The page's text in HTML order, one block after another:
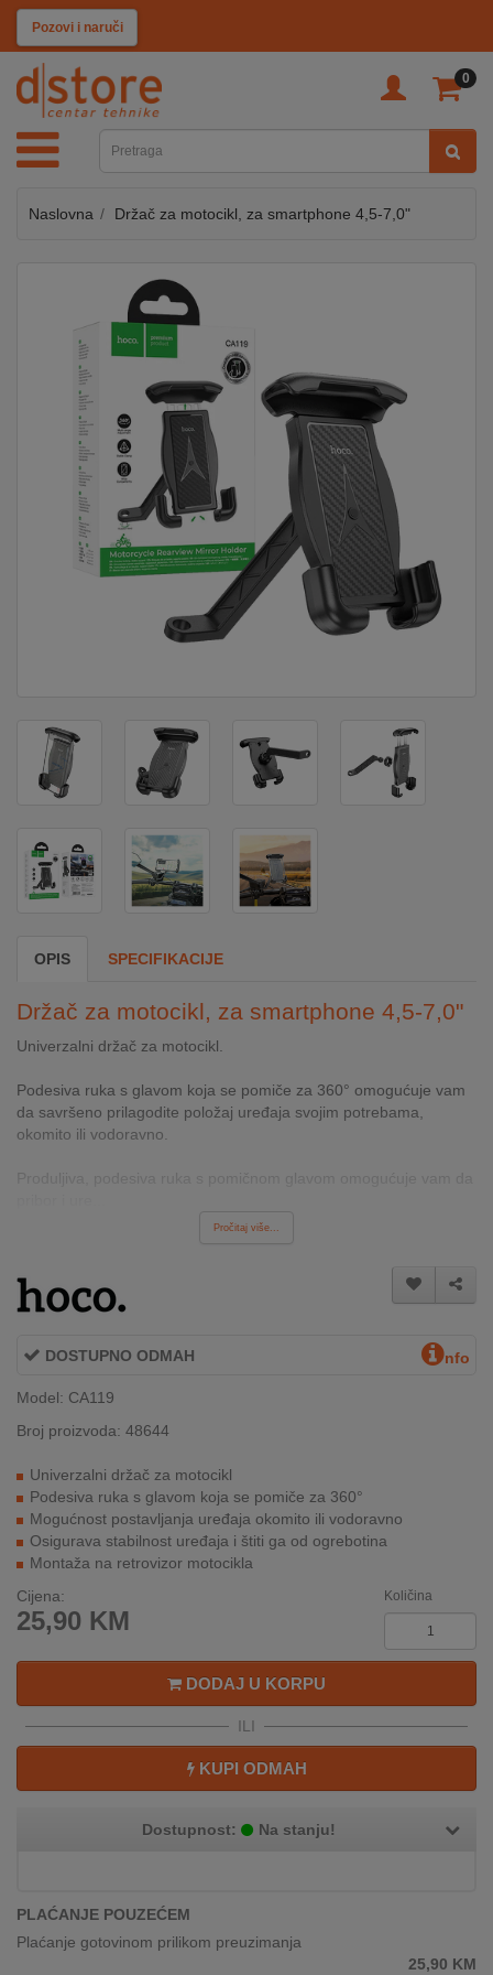
Pozovi i naruči
0
KATEGORIJE
TV
SAT
MOBILNI
KABLOVI
KUĆANSKI
APARATI
KLIMATIZACIJA
PC
INTERNO
MOJ
NALOG
U
PONUDI
KONTAKT
KUPOVINA
RATE
REKLAMACIJA
I
SERVIS
NAMA
KATALOZI
KAKO
KUPITI?
UČINKOVITOSTI
Naslovna Držač za motocikl, za smartphone 4,5-7,0"
OPIS SPECIFIKACIJE
Držač za motocikl, za smartphone 4,5-7,0"
Univerzalni držač za motocikl.
Podesiva ruka s glavom koja se pomiče za 360° omogućuje vam
da savršeno prilagodite položaj uređaja svojim potrebama,
okomito ili vodoravno.
Pročitaj više...
DOSTUPNO ODMAH nfo
Model: CA119
Broj proizvoda: 48644
Univerzalni držač za motocikl
Podesiva ruka s glavom koja se pomiče za 360°
Mogućnost postavljanja uređaja okomito ili vodoravno
Osigurava stabilnost uređaja i štiti ga od ogrebotina
Montaža na retrovizor motocikla
Cijena:
25,90 KM
Količina
DODAJ U KORPU
ILI
KUPI ODMAH
Dostupnost: Na stanju!
PLAĆANJE POUZEĆEM
Plaćanje gotovinom prilikom preuzimanja
25,90 KM